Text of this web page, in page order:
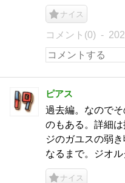
ナイス
コメント(0)
ピアス
過去編。なので
のもある。詳細
ジのガユスの弱
なるまで。ジオル
ナイス